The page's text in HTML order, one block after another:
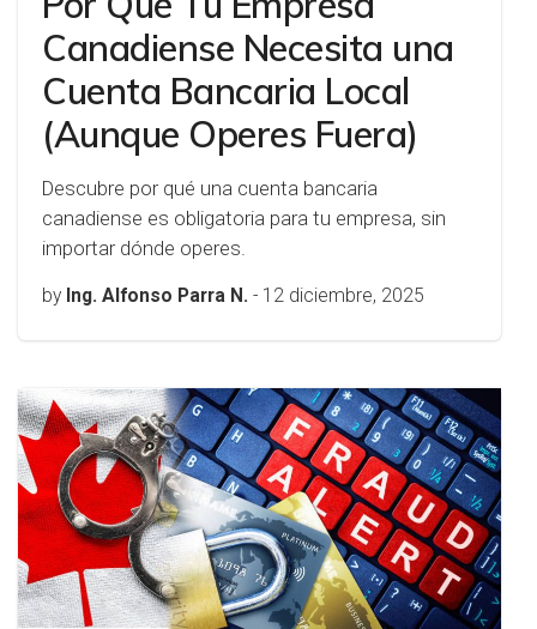
Canadiense Necesita una
Cuenta Bancaria Local
(Aunque Operes Fuera)
Descubre por qué una cuenta bancaria
canadiense es obligatoria para tu empresa, sin
importar dónde operes.
by Ing. Alfonso Parra N. - 12 diciembre, 2025